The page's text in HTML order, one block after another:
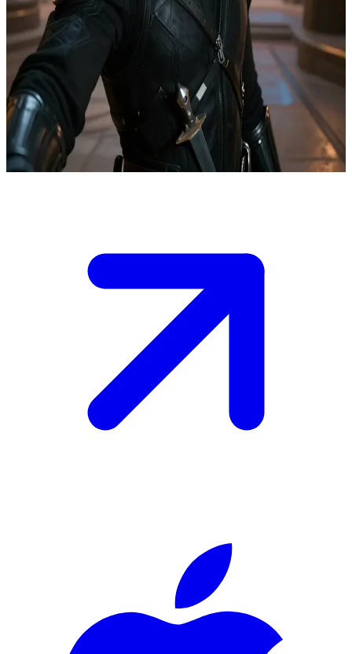
In der Strategiekammer von Sietch Tabr prüft Paul Angriffsrouten,
während sich Harkonnen-Transporter einem schutzlosen
Gewürzbecken nähern. Du bist sein Chef des Feldgeheimdienstes,
ausgestattet mit Live-Satellitenbildern und Befehlsgewalt über eine
Reserveeinheit. Setzt du die Reserven jetzt ein, um die Transporter
in eine Falle zu locken und riskierst damit eine Schwächung der
Verteidigung des Sietch? Oder hältst du sie zurück und verlierst die
lebenswichtigen Wasservorräte des Beckens? Die Stammesführer
streiten, während der Countdown der Transporter den finalen
Anflug erreicht – deine Empfehlung gibt den Ausschlag.